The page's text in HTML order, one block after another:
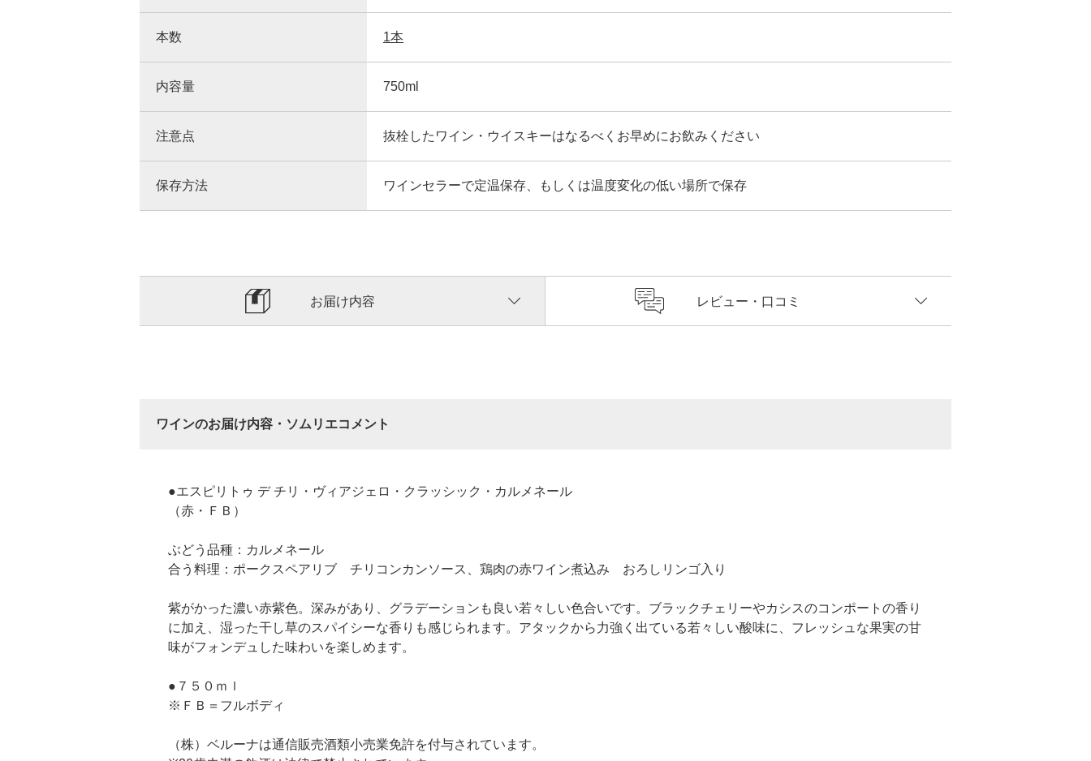
本数 1本
内容量 750ml
注意点 抜栓したワイン・ウイスキーはなるべくお早めにお飲みください
保存方法 ワインセラーで定温保存、もしくは温度変化の低い場所で保存
お届け内容 レビュー ・口コミ
ワインのお届け内容・ソムリエコメント
●エスピリトゥ デ チリ・ヴィアジェロ・クラッシック・カルメネール
（赤・ＦＢ）
ぶどう品種：カルメネール
合う料理：ポークスペアリブ チリコンカンソース、鶏肉の赤ワイン煮込み おろしリンゴ入り
紫がかった濃い赤紫色。深みがあり、グラデーションも良い若々しい色合いです。ブラックチェリーやカシスのコンポートの香り
に加え、湿った干し草のスパイシーな香りも感じられます。アタックから力強く出ている若々しい酸味に、フレッシュな果実の甘
味がフォンデュした味わいを楽しめます。
●７５０ｍｌ
※ＦＢ＝フルボディ
（株）ベルーナは通信販売酒類小売業免許を付与されています。